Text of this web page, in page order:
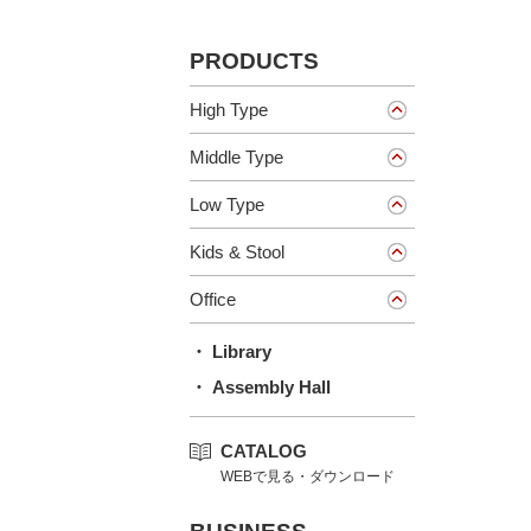
PRODUCTS
High Type
Middle Type
Low Type
Kids & Stool
Office
・ Library
・ Assembly Hall
CATALOG
WEBで見る・ダウンロード